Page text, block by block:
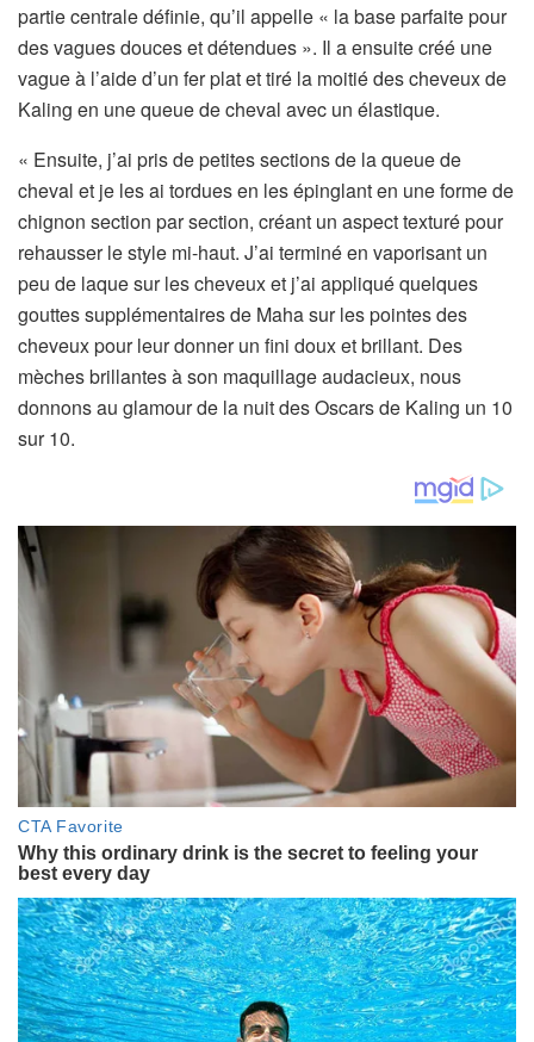
partie centrale définie, qu’il appelle « la base parfaite pour
des vagues douces et détendues ». Il a ensuite créé une
vague à l’aide d’un fer plat et tiré la moitié des cheveux de
Kaling en une queue de cheval avec un élastique.
« Ensuite, j’ai pris de petites sections de la queue de
cheval et je les ai tordues en les épinglant en une forme de
chignon section par section, créant un aspect texturé pour
rehausser le style mi-haut. J’ai terminé en vaporisant un
peu de laque sur les cheveux et j’ai appliqué quelques
gouttes supplémentaires de Maha sur les pointes des
cheveux pour leur donner un fini doux et brillant. Des
mèches brillantes à son maquillage audacieux, nous
donnons au glamour de la nuit des Oscars de Kaling un 10
sur 10.